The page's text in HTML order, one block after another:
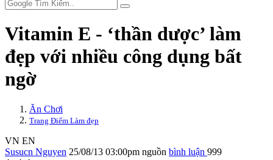
Vitamin E - ‘thần dược’ làm
đẹp với nhiều công dụng bất
ngờ
Ăn Chơi
Trang Điểm Làm đẹp
VN EN
Susucn Nguyen 25/08/13 03:00pm nguồn bình luận 999